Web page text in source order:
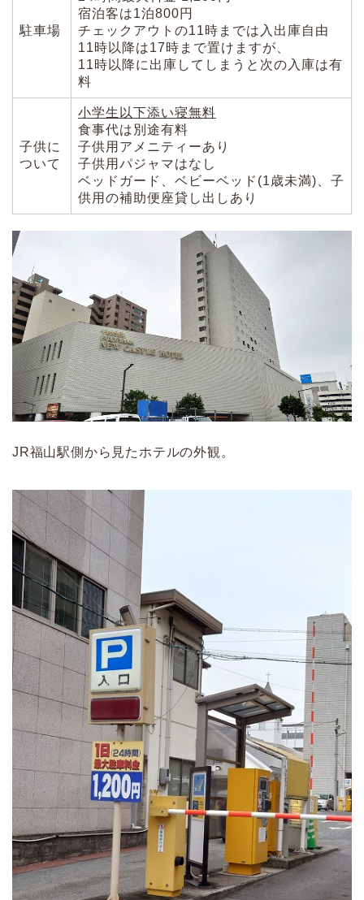
駐車場
宿泊客は1泊800円
チェックアウトの11時までは入出庫自由
11時以降は17時まで置けますが、
11時以降に出庫してしまうと次の入庫は有
料
子供に
ついて
小学生以下添い寝無料
食事代は別途有料
子供用アメニティーあり
子供用パジャマはなし
ベッドガード、ベビーベッド(1歳未満)、子
供用の補助便座貸し出しあり
JR福山駅側から見たホテルの外観。